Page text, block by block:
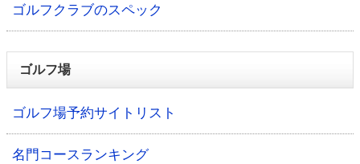
ゴルフクラブのスペック
ゴルフ場
ゴルフ場予約サイトリスト
名門コースランキング